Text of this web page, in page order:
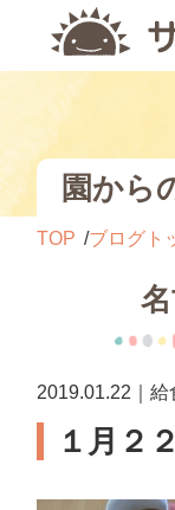
園から
TOP ブログト
2019.01.22｜
１月２